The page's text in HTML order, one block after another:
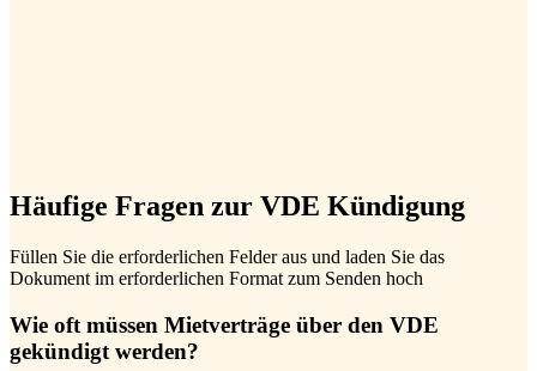
Häufige Fragen zur VDE Kündigung
Füllen Sie die erforderlichen Felder aus und laden Sie das
Dokument im erforderlichen Format zum Senden hoch
Wie oft müssen Mietverträge über den VDE
gekündigt werden?